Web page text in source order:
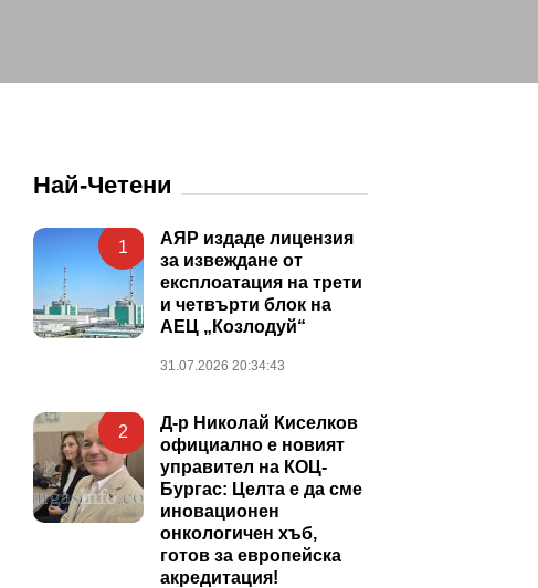
Най-Четени
1
АЯР издаде лицензия
за извеждане от
експлоатация на трети
и четвърти блок на
АЕЦ „Козлодуй“
31.07.2026 20:34:43
2
Д-р Николай Киселков
официално е новият
управител на КОЦ-
Бургас: Целта е да сме
иновационен
онкологичен хъб,
готов за европейска
акредитация!